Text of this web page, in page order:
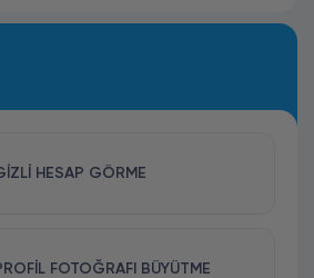
HESAP GÖRME
FOTOĞRAFI BÜYÜTME